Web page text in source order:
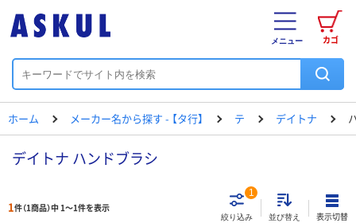
カゴ
メニュー
ホーム メーカー名から探す - 【タ行】 テ デイトナ
デイトナ ハンドブラシ
1件（1商品）中 1～1件を表示
絞り込み
1
並び替え 表示切替